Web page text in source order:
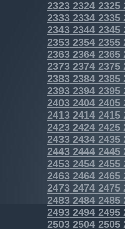
232323242325
233323342335
234323442345
235323542355
236323642365
237323742375
238323842385
239323942395
240324042405
241324142415
242324242425
243324342435
244324442445
245324542455
246324642465
247324742475
248324842485
249324942495
250325042505